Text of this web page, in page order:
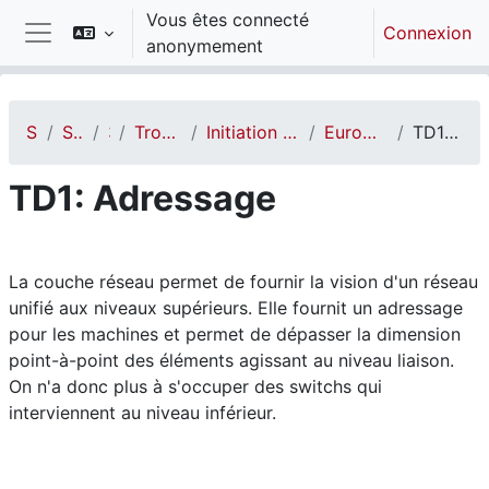
Passer au contenu principal
Panneau latéral
Vous êtes connecté
anonymement
Connexion
STI STI FISE 3A Tronc commun Initiation système et réseau EuroMed - Réseaux TD1: Adressage
TD1: Adressage
Résumé de section
La couche réseau permet de fournir la vision d'un réseau
unifié aux niveaux supérieurs. Elle fournit un adressage
pour les machines et permet de dépasser la dimension
point-à-point des éléments agissant au niveau liaison.
On n'a donc plus à s'occuper des switchs qui
interviennent au niveau inférieur.